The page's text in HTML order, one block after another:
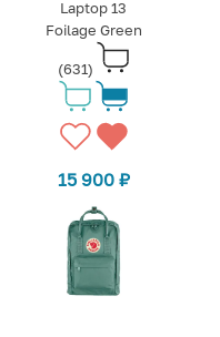
Laptop 13
Foilage Green
(631)
15 900 ₽